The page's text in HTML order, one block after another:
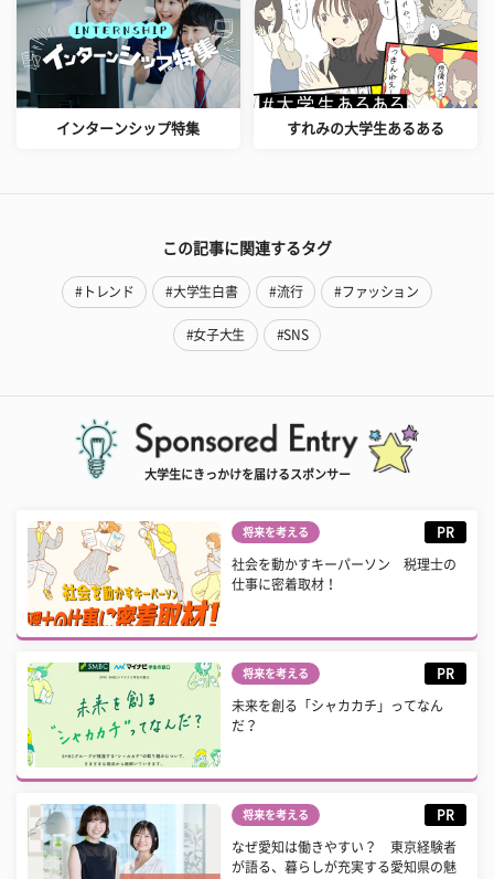
インターンシップ特集 すれみの大学生あるある
この記事に関連するタグ
#トレンド #大学生白書 #流行 #ファッション
#女子大生 #SNS
大学生にきっかけを届けるスポンサー
将来を考える PR
社会を動かすキーパーソン 税理士の
仕事に密着取材！
将来を考える PR
未来を創る「シャカカチ」ってなん
だ？
将来を考える PR
なぜ愛知は働きやすい？ 東京経験者
が語る、暮らしが充実する愛知県の魅